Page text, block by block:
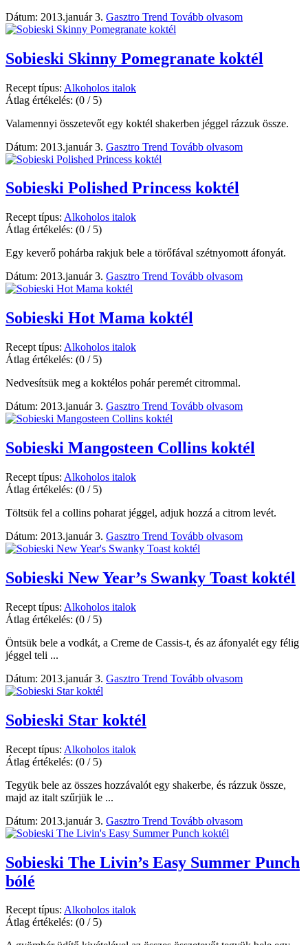
Dátum: 2013.január 3. Gasztro Trend Tovább olvasom
Sobieski Skinny Pomegranate koktél
Recept típus: Alkoholos italok
Átlag értékelés: (0 / 5)
Valamennyi összetevőt egy koktél shakerben jéggel rázzuk össze.
Dátum: 2013.január 3. Gasztro Trend Tovább olvasom
Sobieski Polished Princess koktél
Recept típus: Alkoholos italok
Átlag értékelés: (0 / 5)
Egy keverő pohárba rakjuk bele a törőfával szétnyomott áfonyát.
Dátum: 2013.január 3. Gasztro Trend Tovább olvasom
Sobieski Hot Mama koktél
Recept típus: Alkoholos italok
Átlag értékelés: (0 / 5)
Nedvesítsük meg a koktélos pohár peremét citrommal.
Dátum: 2013.január 3. Gasztro Trend Tovább olvasom
Sobieski Mangosteen Collins koktél
Recept típus: Alkoholos italok
Átlag értékelés: (0 / 5)
Töltsük fel a collins poharat jéggel, adjuk hozzá a citrom levét.
Dátum: 2013.január 3. Gasztro Trend Tovább olvasom
Sobieski New Year’s Swanky Toast koktél
Recept típus: Alkoholos italok
Átlag értékelés: (0 / 5)
Öntsük bele a vodkát, a Creme de Cassis-t, és az áfonyalét egy félig
jéggel teli ...
Dátum: 2013.január 3. Gasztro Trend Tovább olvasom
Sobieski Star koktél
Recept típus: Alkoholos italok
Átlag értékelés: (0 / 5)
Tegyük bele az összes hozzávalót egy shakerbe, és rázzuk össze,
majd az italt szűrjük le ...
Dátum: 2013.január 3. Gasztro Trend Tovább olvasom
Sobieski The Livin’s Easy Summer Punch
bólé
Recept típus: Alkoholos italok
Átlag értékelés: (0 / 5)